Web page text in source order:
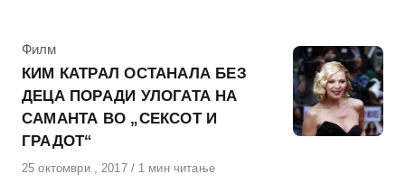
КАтегорија
Филм
КИМ КАТРАЛ ОСТАНАЛА БЕЗ
ДЕЦА ПОРАДИ УЛОГАТА НА
САМАНТА ВО „СЕКСОТ И
ГРАДОТ“
Објавено
25 октомври , 2017 1 мин читање